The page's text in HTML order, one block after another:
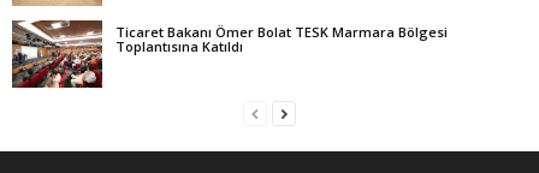
Ticaret Bakanı Ömer Bolat TESK Marmara Bölgesi
Toplantısına Katıldı